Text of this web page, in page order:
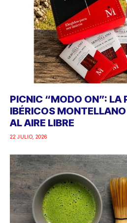
PICNIC “MODO ON”: LA
IBÉRICOS
AL AIRE LIBRE
22 JULIO, 2026